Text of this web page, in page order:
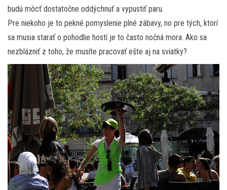
budú môcť dostatočne oddýchnuť a vypustiť paru.
Pre niekoho je to pekné pomyslenie plné zábavy, no pre tých, ktorí
sa musia starať o pohodlie hostí je to často nočná mora. Ako sa
nezblázniť z toho, že musíte pracovať ešte aj na sviatky?